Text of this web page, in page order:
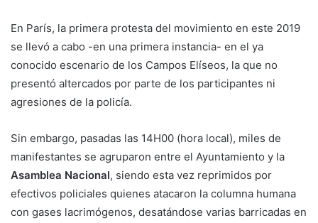
En París, la primera protesta del movimiento en este 2019
se llevó a cabo -en una primera instancia- en el ya
conocido escenario de los Campos Elíseos, la que no
presentó altercados por parte de los participantes ni
agresiones de la policía.
Sin embargo, pasadas las 14H00 (hora local), miles de
manifestantes se agruparon entre el Ayuntamiento y la
Asamblea Nacional, siendo esta vez reprimidos por
efectivos policiales quienes atacaron la columna humana
con gases lacrimógenos, desatándose varias barricadas en